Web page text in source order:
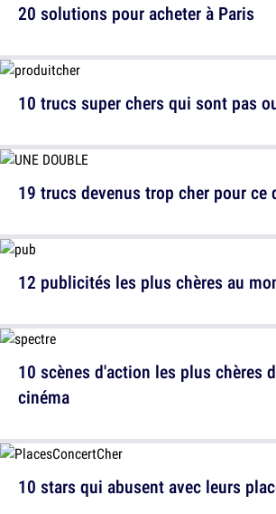
10 trucs super chers qui sont pas
12 publicités les plus chères au
10 stars qui abusent avec leurs
20 solutions pour acheter à Paris
19 trucs devenus trop cher pour ce
10 scènes d'action les plus chères
cinéma